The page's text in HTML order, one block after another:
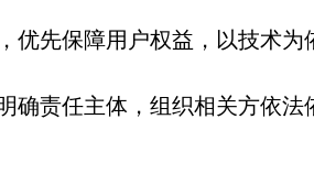
优先保障用户权益，以技术
确责任主体，组织相关方依